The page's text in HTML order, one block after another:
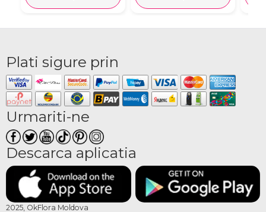
Plati sigure prin
Urmariti-ne
Descarca aplicatia
2025, OkFlora Moldova